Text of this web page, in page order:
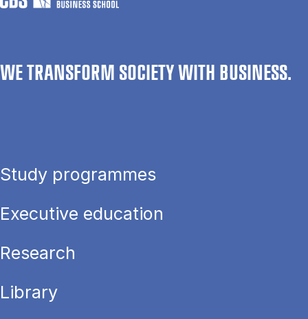
WE TRANSFORM SOCIETY WITH BUSINESS.
Study programmes
Executive education
Research
Library